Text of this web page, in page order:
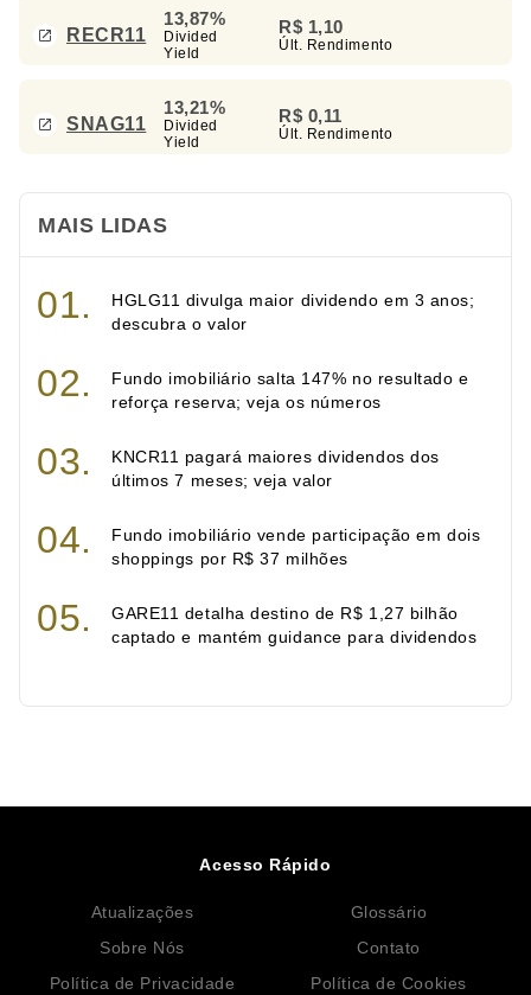
RECR11
13,87%
Divided
Yield
R$ 1,10
Últ. Rendimento
SNAG11
13,21%
Divided
Yield
R$ 0,11
Últ. Rendimento
MAIS LIDAS
HGLG11 divulga maior dividendo em 3 anos;
descubra o valor
Fundo imobiliário salta 147% no resultado e
reforça reserva; veja os números
KNCR11 pagará maiores dividendos dos
últimos 7 meses; veja valor
Fundo imobiliário vende participação em dois
shoppings por R$ 37 milhões
GARE11 detalha destino de R$ 1,27 bilhão
captado e mantém guidance para dividendos
Acesso Rápido
Atualizações
Glossário
Sobre Nós
Contato
Política de Privacidade
Política de Cookies